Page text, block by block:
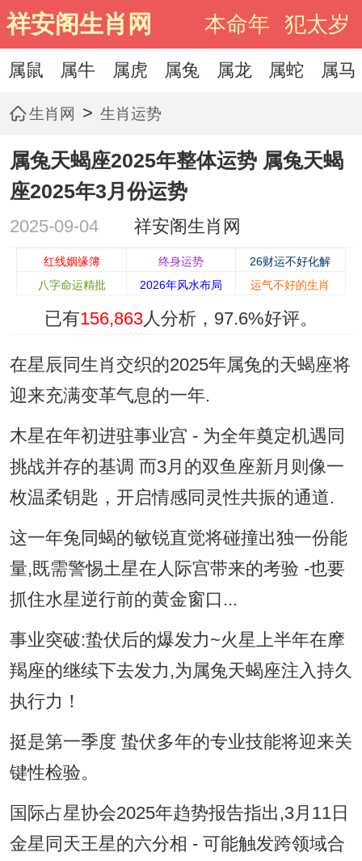
祥安阁生肖网 本命年 犯太岁
属鼠 属牛 属虎 属兔 属龙 属蛇 属马
生肖网 > 生肖运势
属兔天蝎座2025年整体运势 属兔天蝎
座2025年3月份运势
2025-09-04 祥安阁生肖网
红线姻缘簿 终身运势
26财运不好化解
八字命运精批
2026年风水布局 运气不好的生肖
已有156,863人分析， 97.6%好评。
在星辰同生肖交织的2025年属兔的天蝎座将
迎来充满变革气息的一年.
木星在年初进驻事业宫 - 为全年奠定机遇同
挑战并存的基调 而3月的双鱼座新月则像一
枚温柔钥匙，开启情感同灵性共振的通道.
这一年兔同蝎的敏锐直觉将碰撞出独一份能
量,既需警惕土星在人际宫带来的考验 -也要
抓住水星逆行前的黄金窗口...
事业突破:蛰伏后的爆发力~火星上半年在摩
羯座的继续下去发力,为属兔天蝎座注入持久
执行力！
挺是第一季度 蛰伏多年的专业技能将迎来关
键性检验。
国际占星协会2025年趋势报告指出,3月11日
金星同天王星的六分相 - 可能触发跨领域合